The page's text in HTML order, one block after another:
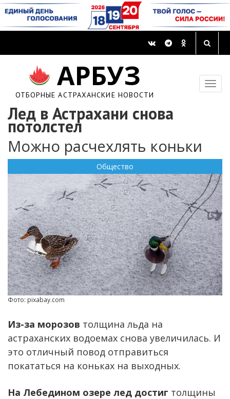
АРБУЗ
ОТБОРНЫЕ АСТРАХАНСКИЕ НОВОСТИ
Лед в Астрахани снова
потолстел
Можно расчехлять коньки
Общество
Фото: pixabay.com
Из-за морозов толщина льда на
астраханских водоемах снова увеличилась. И
это отличный повод отправиться
покататься на коньках на выходных.
На Лебедином озере лед достиг толщины